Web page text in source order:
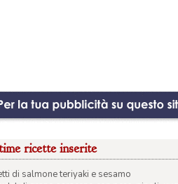
ricette inserite
di salmone teriyaki e sesamo